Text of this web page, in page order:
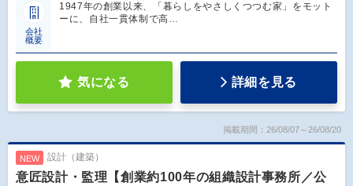
会社
概要
1947年の創業以来、「暮らしをやさしくつつむ家」をモット
ーに、自社一貫体制で高…
気になる 詳細を見る
掲載期間：26/08/07～26/08/20
NEW 設計（建築）
意匠設計・監理【創業約100年の組織設計事務所／公